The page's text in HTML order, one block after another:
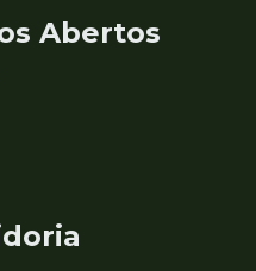
Abertos